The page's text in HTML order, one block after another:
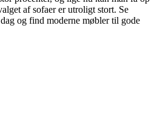
af sofaer er utroligt stort. Se
og find moderne møbler til gode